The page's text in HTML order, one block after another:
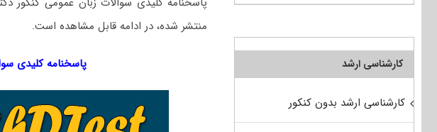
منتشر شده، در ادامه قابل مشاهده است.
پاسخنامه کلیدی سوالات کارشناسی ارشد
کارشناسی ارشد بدون کنکور